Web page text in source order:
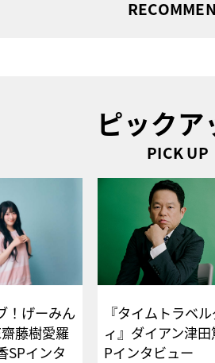
ピックア
PICK UP
！げーみん
藤樹愛羅
SPインタ
『タイムトラベ
ィ』ダイアン津田
Pインタビ